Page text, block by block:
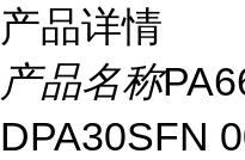
产品详情
产品名称
DPA30SFN